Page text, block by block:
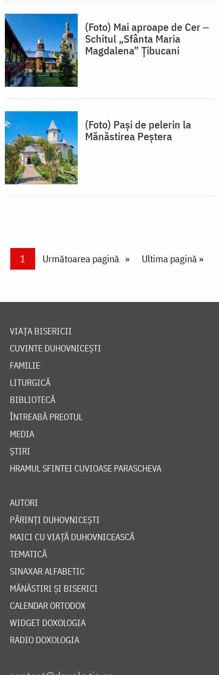
(Foto) Mai aproape de Cer ‒
Schitul „Sfânta Maria
Magdalena” Țibucani
(Foto) Pași de pelerin la
Mănăstirea Peștera
PaginareCurrent page
1 Next page
Următoarea pagină Last page
Ultima pagină »
VIAȚA BISERICII
CUVINTE DUHOVNICEȘTI
FAMILIE
LITURGICĂ
BIBLIOTECĂ
ÎNTREABĂ PREOTUL
MEDIA
ȘTIRI
HRAMUL SFINTEI CUVIOASE PARASCHEVA
AUTORI
PĂRINȚI DUHOVNICEȘTI
MAICI CU VIAȚĂ DUHOVNICEASCĂ
TEMATICĂ
SINAXAR ALFABETIC
MĂNĂSTIRI ȘI BISERICI
CALENDAR ORTODOX
WIDGET DOXOLOGIA
RADIO DOXOLOGIA